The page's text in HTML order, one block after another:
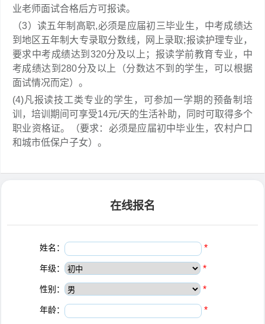
业老师面试合格后方可报读。
（3）读五年制高职,必须是应届初三毕业生，中考成绩达
到地区五年制大专录取分数线，网上录取;报读护理专业，
要求中考成绩达到320分及以上；报读学前教育专业，中
考成绩达到280分及以上（分数达不到的学生，可以根据
面试情况而定）。
(4)凡报读技工类专业的学生，可参加一学期的预备制培
训，培训期间可享受14元/天的生活补助，同时可取得多个
职业资格证。（要求：必须是应届初中毕业生，农村户口
和城市低保户子女）。
在线报名
姓名： *
年级： *
性别： *
年龄： *